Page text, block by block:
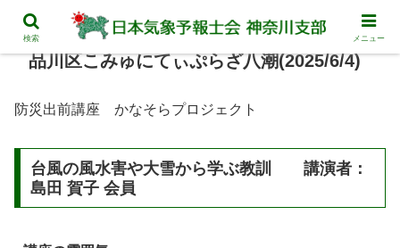
品川区こみゅにてぃぷらざ八潮(2025/6/4)
防災出前講座 かなそらプロジェクト
台風の風水害や大雪から学ぶ教訓
講演者：
島田 賀子 会員
検索 メニュー